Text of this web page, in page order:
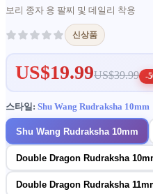
보리 종자 용 팔찌 및 데일리 착용
신상품
US$19.99US$39.99 -
스타일: Shu Wang Rudraksha 10mm
Shu Wang Rudraksha 10mm
Double Dragon Rudraksha
Double Dragon Rudraksha